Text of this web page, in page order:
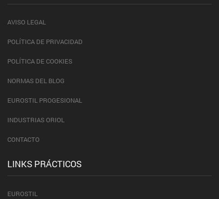
AVISO LEGAL
POLÍTICA DE PRIVACIDAD
POLÍTICA DE COOKIES
NORMAS DEL BLOG
EUROSTIL PROGESIONAL
INDUSTRIAS ORIOL
CONTACTO
LINKS PRÁCTICOS
EUROSTIL